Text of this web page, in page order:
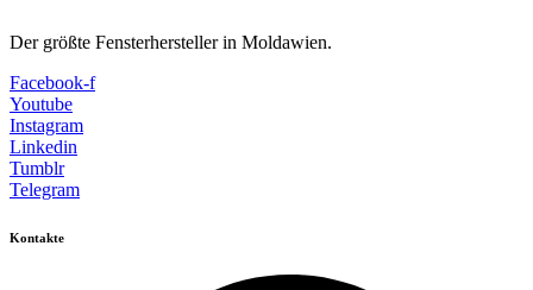
Der größte Fensterhersteller in Moldawien.
Facebook-f
Youtube
Instagram
Linkedin
Tumblr
Telegram
Kontakte